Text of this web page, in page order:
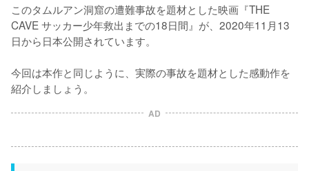
このタムルアン洞窟の遭難事故を題材とした映画『THE
CAVE サッカー少年救出までの18日間』が、2020年11月13
日から日本公開されています。
今回は本作と同じように、実際の事故を題材とした感動作を
紹介しましょう。
AD